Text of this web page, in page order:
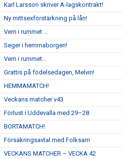
Karl Larsson skriver A-lagskontrakt!
Ny mittsexförstärkning på lån!
Vem i rummet ...
Seger i hemmaborgen!
Vem i rummet…
Grattis på födelsedagen, Melvin!
HEMMAMATCH!
Veckans matcher v43
Förlust i Uddevalla med 29–28
BORTAMATCH!
Försäkringsavtal med Folksam
VECKANS MATCHER – VECKA 42